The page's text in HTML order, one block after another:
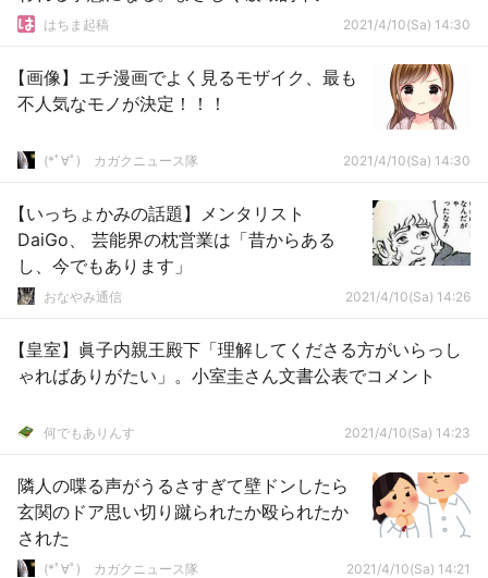
ーションだ」
はちま起稿 2021/4/10(Sa) 14:30
【画像】エチ漫画でよく見るモザイク、最も
不人気なモノが決定！！！
(*ﾟ∀ﾟ)ゞカガクニュース隊 2021/4/10(Sa) 14:30
【いっちょかみの話題】メンタリスト
DaiGo、 芸能界の枕営業は「昔からある
し、今でもあります」
おなやみ通信 2021/4/10(Sa) 14:26
【皇室】眞子内親王殿下「理解してくださる方がいらっし
ゃればありがたい」。小室圭さん文書公表でコメント
何でもありんす 2021/4/10(Sa) 14:23
隣人の喋る声がうるさすぎて壁ドンしたら
玄関のドア思い切り蹴られたか殴られたか
された
(*ﾟ∀ﾟ)ゞカガクニュース隊 2021/4/10(Sa) 14:21